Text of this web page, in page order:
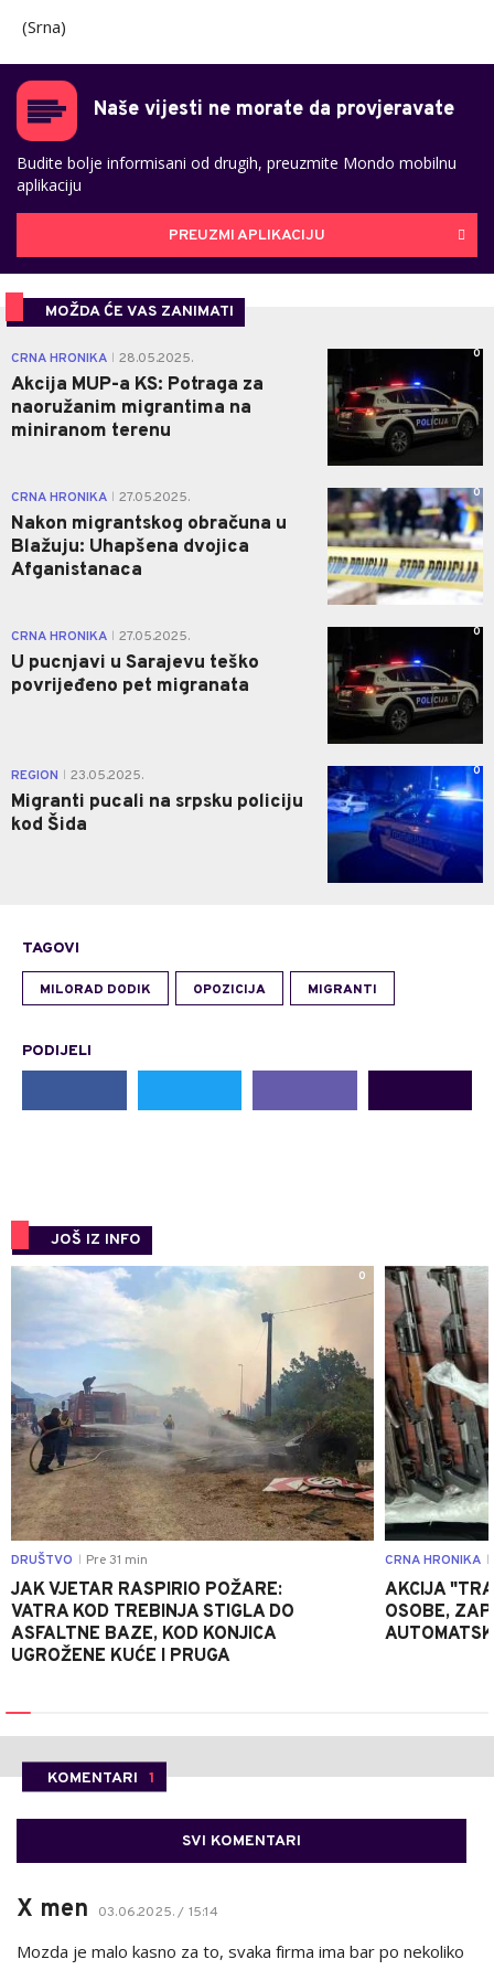
(Srna)
Naše vijesti ne morate da provjeravate
Budite bolje informisani od drugih, preuzmite Mondo mobilnu
aplikaciju
PREUZMI APLIKACIJU
MOŽDA ĆE VAS ZANIMATI
CRNA HRONIKA 28.05.2025.
Akcija MUP-a KS: Potraga za
naoružanim migrantima na
miniranom terenu
0
CRNA HRONIKA 27.05.2025.
Nakon migrantskog obračuna u
Blažuju: Uhapšena dvojica
Afganistanaca
0
CRNA HRONIKA 27.05.2025.
U pucnjavi u Sarajevu teško
povrijeđeno pet migranata
0
REGION 23.05.2025.
Migranti pucali na srpsku policiju
kod Šida
0
TAGOVI
MILORAD DODIK OPOZICIJA MIGRANTI
PODIJELI
JOŠ IZ INFO
0
DRUŠTVO Pre 31 min
JAK VJETAR RASPIRIO POŽARE:
VATRA KOD TREBINJA STIGLA DO
ASFALTNE BAZE, KOD KONJICA
UGROŽENE KUĆE I PRUGA
CRNA HRONIKA
AKCIJA
OSOBE,
KOMENTARI 1
SVI KOMENTARI
X men 03.06.2025. / 15:14
Mozda je malo kasno za to, svaka firma ima bar po nekoliko